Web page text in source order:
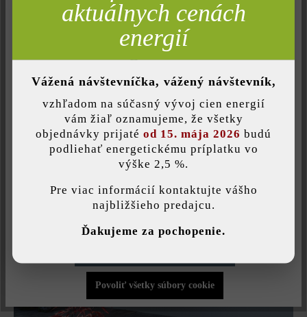
VYVÝŠENÝ ZÁHON – záhradkárčenie na
vysokej úrovni
Komfort (funkčnosť stránky)
Uložiť individuálne nastavenie
Táto webová stránka používa súbory cookie, aby vám ponúkla
Povoliť všetky súbory cookie
aktuálnych cenách
energií
Vážená návštevníčka, vážený návštevník,
vzhľadom na súčasný vývoj cien energií
vám žiaľ oznamujeme, že všetky
objednávky prijaté od 15. mája 2026 budú
podliehať energetickému príplatku vo
výške 2,5 %.
Pre viac informácií kontaktujte vášho
najbližšieho predajcu.
Ďakujeme za pochopenie.